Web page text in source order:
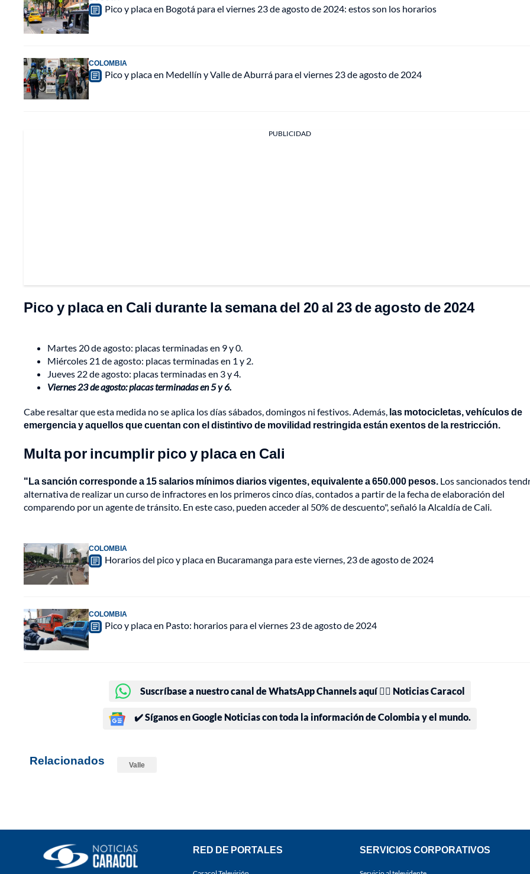
Pico y placa en Bogotá para el viernes 23 de agosto de 2024: estos son los horarios
COLOMBIA
Pico y placa en Medellín y Valle de Aburrá para el viernes 23 de agosto de 2024
PUBLICIDAD
Pico y placa en Cali durante la semana del 20 al 23 de agosto de 2024
Martes 20 de agosto: placas terminadas en 9 y 0.
Miércoles 21 de agosto: placas terminadas en 1 y 2.
Jueves 22 de agosto: placas terminadas en 3 y 4.
Viernes 23 de agosto: placas terminadas en 5 y 6.
Cabe resaltar que esta medida no se aplica los días sábados, domingos ni festivos. Además, las motocicletas, vehículos de
emergencia y aquellos que cuentan con el distintivo de movilidad restringida están exentos de la restricción.
Multa por incumplir pico y placa en Cali
"La sanción corresponde a 15 salarios mínimos diarios vigentes, equivalente a 650.000 pesos. Los sancionados
alternativa de realizar un curso de infractores en los primeros cinco días, contados a partir de la fecha de elaboración del
comparendo por un agente de tránsito. En este caso, pueden acceder al 50% de descuento", señaló la Alcaldía de Cali.
COLOMBIA
Horarios del pico y placa en Bucaramanga para este viernes, 23 de agosto de 2024
COLOMBIA
Pico y placa en Pasto: horarios para el viernes 23 de agosto de 2024
Suscríbase a nuestro canal de WhatsApp Channels aquí 👉🏻 Noticias Caracol
✔️ Síganos en Google Noticias con toda la información de Colombia y el mundo.
Relacionados Valle
RED DE PORTALES SERVICIOS CORPORATIVOS